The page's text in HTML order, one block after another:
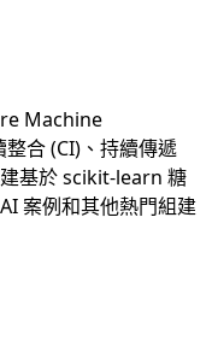
Machine
合 (CI)、持續傳遞
基於 scikit-learn 糖
案例和其他熱門組建